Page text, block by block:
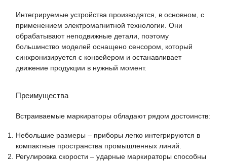
Интегрируемые устройства производятся, в основном, с
применением электромагнитной технологии. Они
обрабатывают неподвижные детали, поэтому
большинство моделей оснащено сенсором, который
синхронизируется с конвейером и останавливает
движение продукции в нужный момент.
Преимущества
Встраиваемые маркираторы обладают рядом достоинств:
Небольшие размеры – приборы легко интегрируются в
компактные пространства промышленных линий.
Регулировка скорости – ударные маркираторы способны